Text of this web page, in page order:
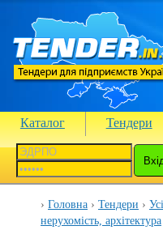
Каталог Тендери
Головна Тендери
нерухомість, архітектура